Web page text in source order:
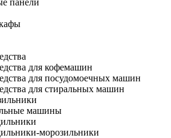
панели
для кофемашин
для посудомоечных машин
для стиральных машин
машины
морозильники